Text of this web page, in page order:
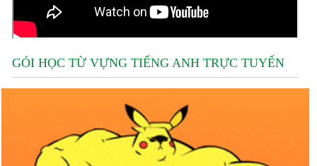
GÓI HỌC TỪ VỰNG TIẾNG ANH TRỰC TUYẾN